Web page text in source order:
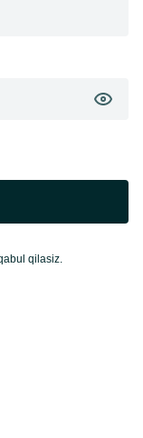
qilasiz.